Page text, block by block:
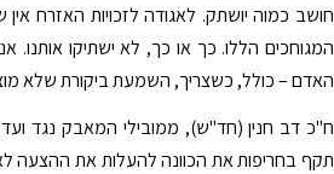
חושב כמוה יושתק. לאגודה לזכויות האזרח
המגוחכים הללו. כך או כך, לא ישתיקו אותנו.
האדם – כולל, כשצריך, השמעת ביקורת שלא
ח"כ דב חנין (חד"ש), ממובילי המאבק נגד
תקף בחריפות את הכוונה להעלות את ההצעה